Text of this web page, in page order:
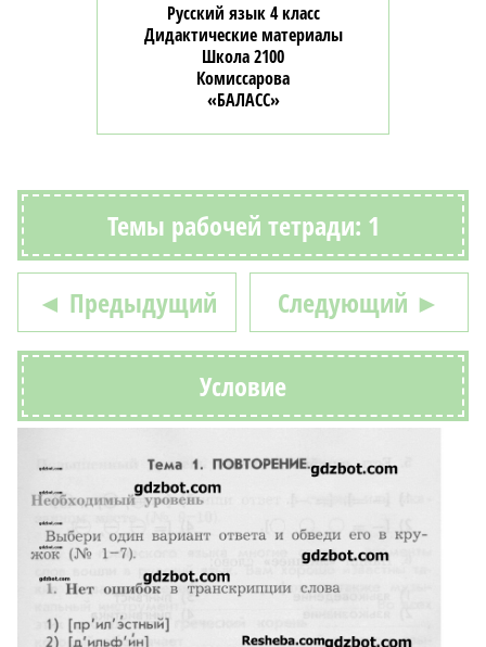
Русский язык 4 класс
Дидактические материалы
Школа 2100
Комиссарова
«БАЛАСС»
Темы рабочей тетради: 1
◄ Предыдущий Следующий ►
Условие